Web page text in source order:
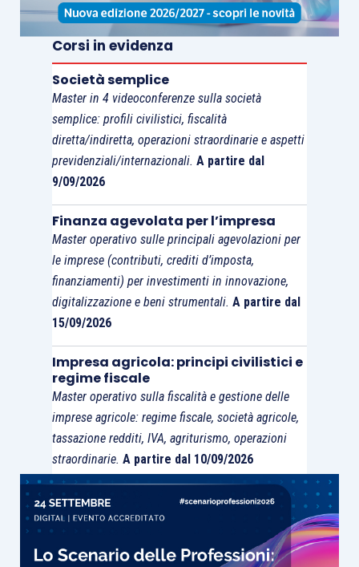
normativo, ricorrere alla disposizione di cui al
comma 11dell’articolo 34 D.P.R. 633/1972 e
optareper l’applicazione dell’Ivasecondo le
regole ordinarieper tutta la produzione del
tartufo, a prescindere dal rispetto o meno del
quantitativo
individuato con il decreto
di gennaio
A ben vedere, quindi, l’attesa per l’emanazione
dell’aliquota compensativapuò rappresentare
unabuona occasione per comprendere appieno i
propri potenziali produttivi e varare corrette
politiche fiscali
Corsi in evidenza
Società semplice
Master in 4 videoconferenze sulla società
semplice: profili civilistici, fiscalità
diretta/indiretta, operazioni straordinarie e aspetti
previdenziali/internazionali. A partire dal
9/09/2026
Finanza agevolata per l’impresa
Master operativo sulle principali agevolazioni per
le imprese (contributi, crediti d’imposta,
finanziamenti) per investimenti in innovazione,
digitalizzazione e beni strumentali. A partire dal
15/09/2026
Impresa agricola: principi civilistici e
regime fiscale
Master operativo sulla fiscalità e gestione delle
imprese agricole: regime fiscale, società agricole,
tassazione redditi, IVA, agriturismo, operazioni
straordinarie. A partire dal 10/09/2026